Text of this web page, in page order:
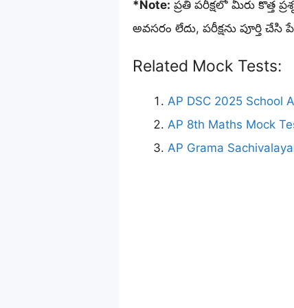
*Note: ప్రతి పరీక్షలో మీరు కొత్త
అవసరం లేదు, పరీక్షను పూర్తి
Related Mock Tests:
AP DSC 2025 School
AP 8th Maths Mock
AP Grama